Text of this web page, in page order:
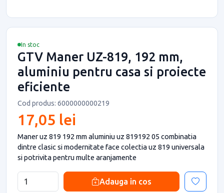
In stoc
GTV Maner UZ-819, 192 mm,
aluminiu pentru casa si proiecte
eficiente
Cod produs: 6000000000219
17,05 lei
Maner uz 819 192 mm aluminiu uz 819192 05 combinatia
dintre clasic si modernitate face colectia uz 819 universala
si potrivita pentru multe aranjamente
Adauga in cos